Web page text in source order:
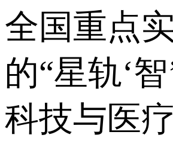
全国重点
的“星轨‘
科技与医